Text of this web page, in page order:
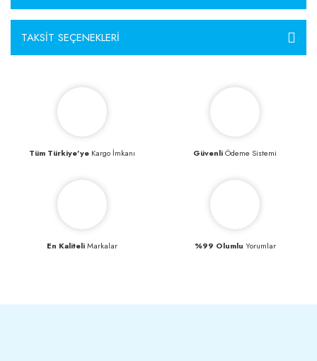
TAKSIT SEÇENEKLERI
Tüm Türkiye’yeKargo İmkanı GüvenliÖdeme Sistemi
En KaliteliMarkalar %99 Olumlu Yorumlar